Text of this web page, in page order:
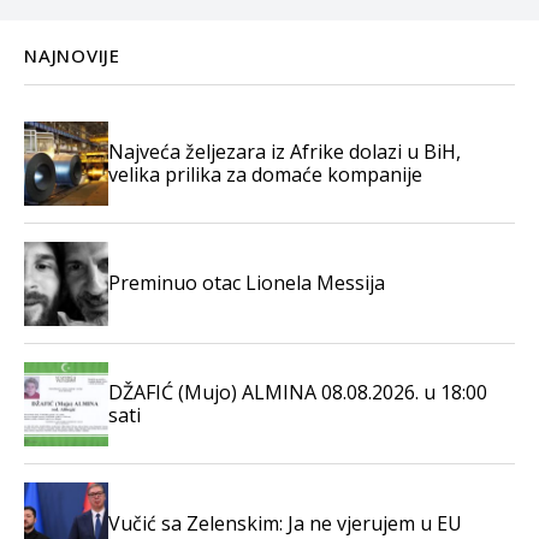
NAJNOVIJE
Najveća željezara iz Afrike dolazi u BiH,
velika prilika za domaće kompanije
Preminuo otac Lionela Messija
DŽAFIĆ (Mujo) ALMINA 08.08.2026. u 18:00
sati
Vučić sa Zelenskim: Ja ne vjerujem u EU